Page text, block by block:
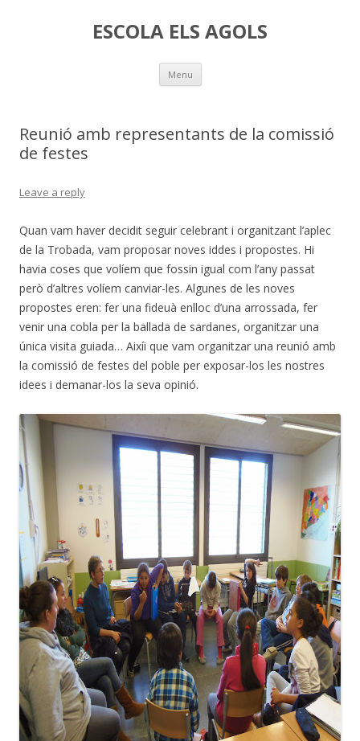
ESCOLA ELS AGOLS
Menu Skip
content
Reunió amb representants de la comissió
de festes
Leave a reply
Quan vam haver decidit seguir celebrant i organitzant l’aplec
de la Trobada, vam proposar noves iddes i propostes. Hi
havia coses que volíem que fossin igual com l’any passat
però d’altres volíem canviar-les. Algunes de les noves
propostes eren: fer una fideuà enlloc d’una arrossada, fer
venir una cobla per la ballada de sardanes, organitzar una
única visita guiada… Aixíi que vam organitzar una reunió amb
la comissió de festes del poble per exposar-los les nostres
idees i demanar-los la seva opinió.